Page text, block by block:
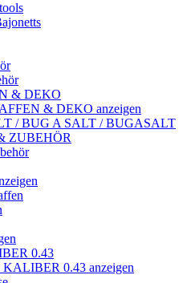
& DEKO
& DEKO anzeigen
/ BUG A SALT / BUGASALT
ZUBEHÖR
0.43
0.43 anzeigen